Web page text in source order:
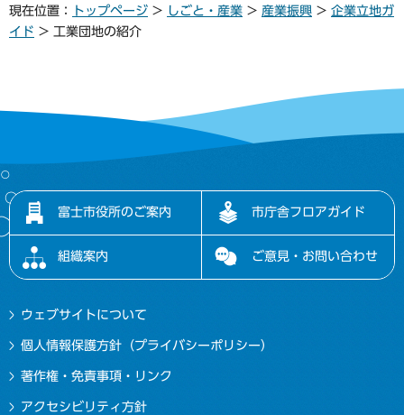
現在位置： トップページ > しごと・産業 > 産業振興 > 企業立地ガ
イド > 工業団地の紹介
富士市役所のご案内 市庁舎フロアガイド
組織案内 ご意見・お問い合わせ
ウェブサイトについて
個人情報保護方針（プライバシーポリシー）
著作権・免責事項・リンク
アクセシビリティ方針